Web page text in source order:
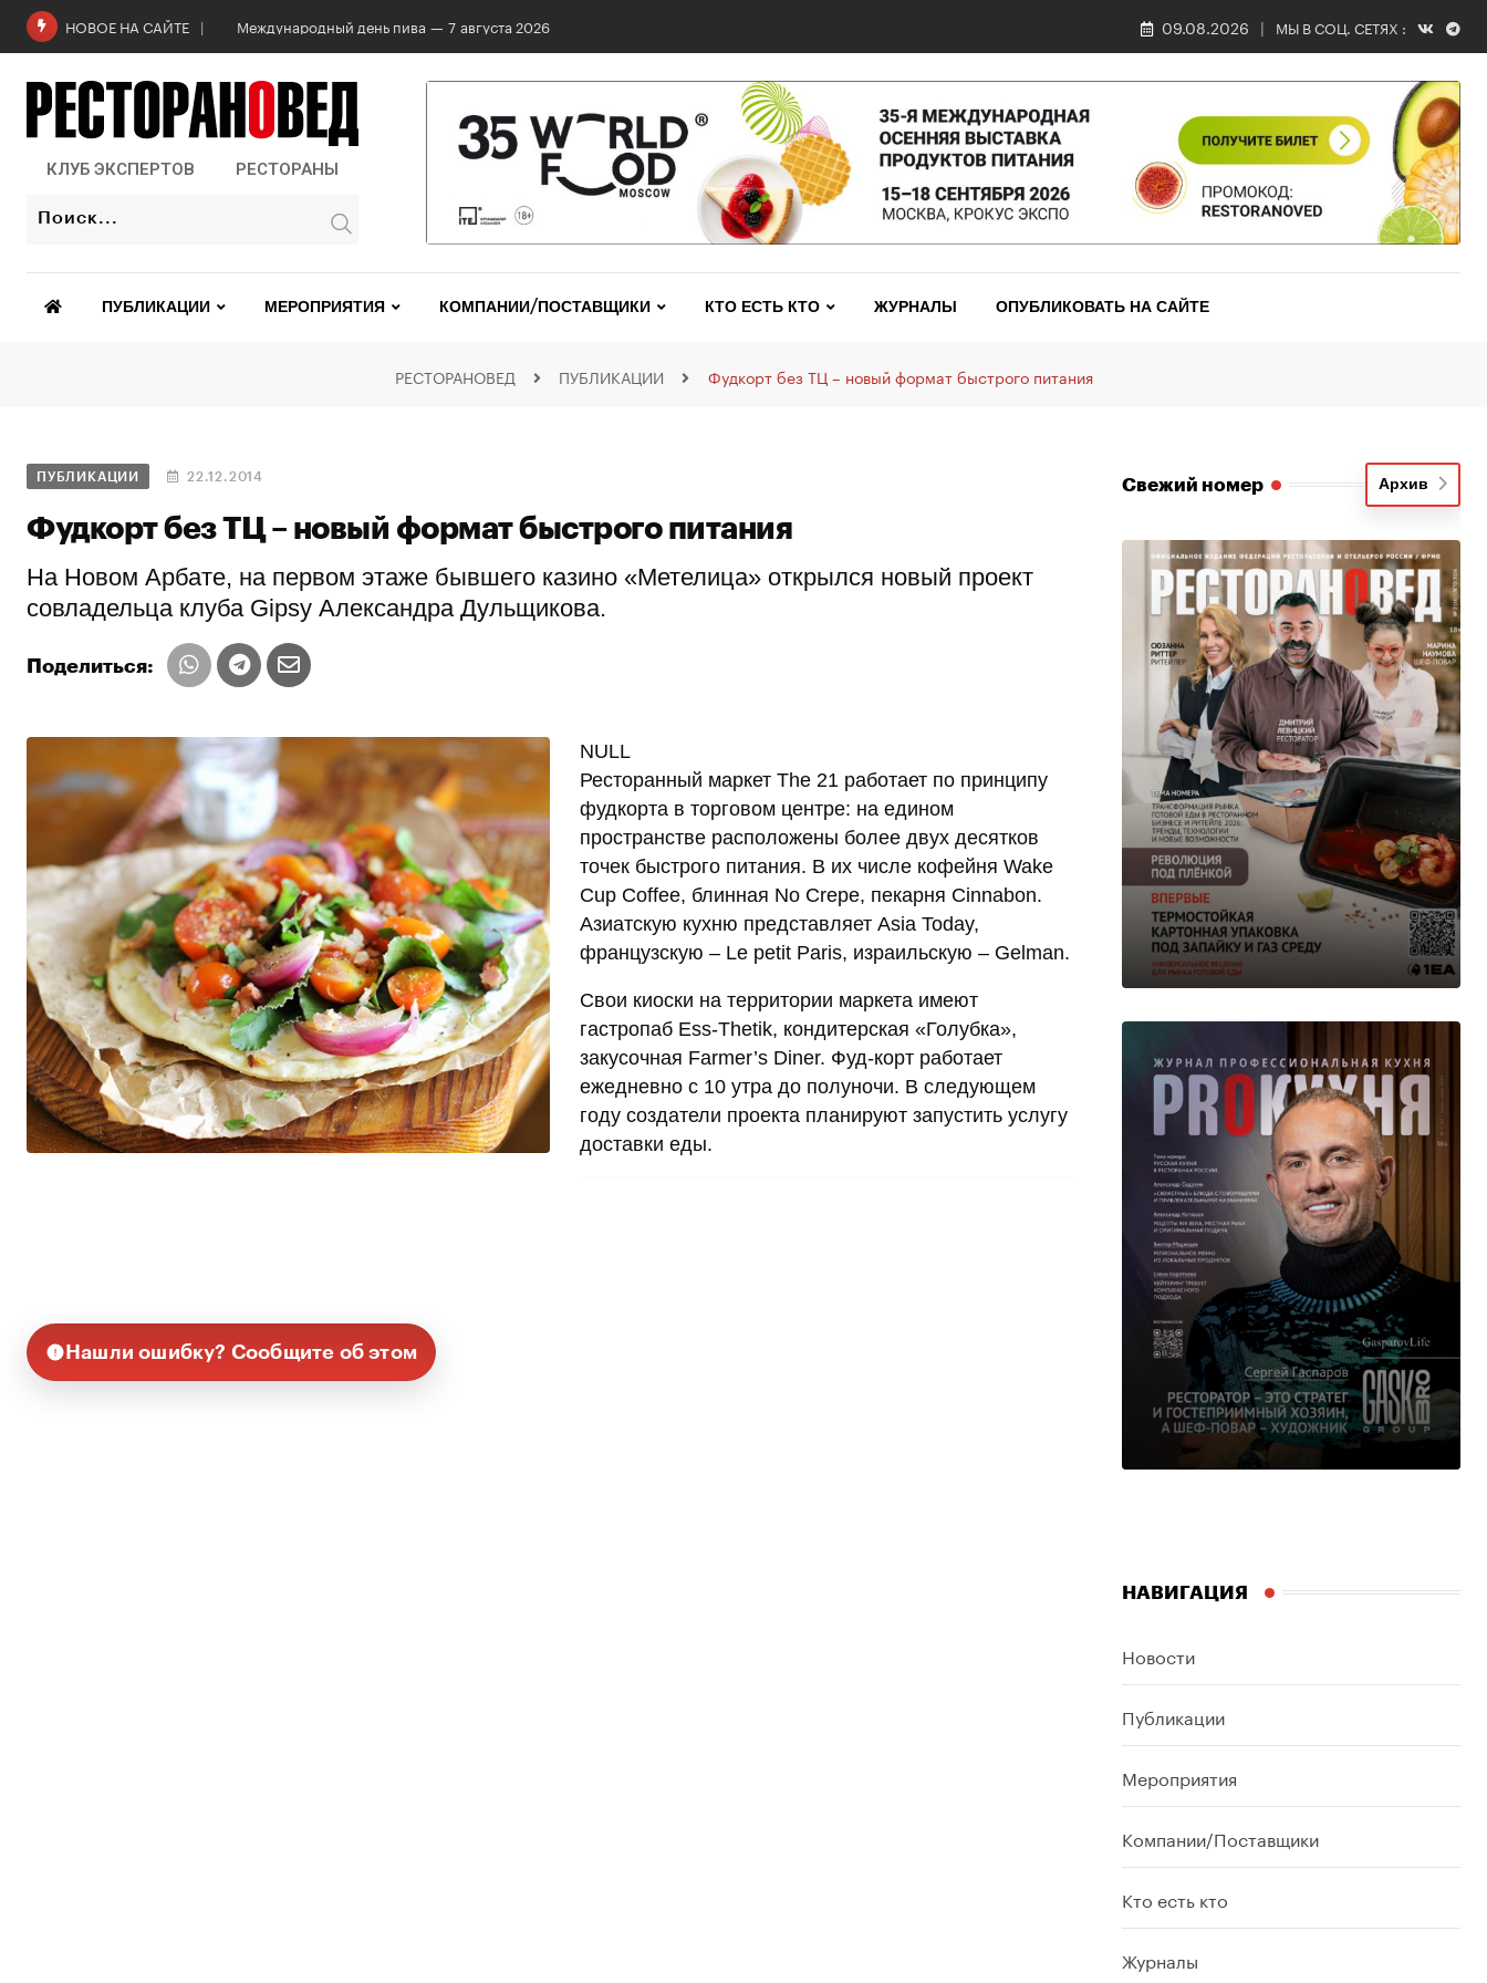
НОВОЕ НА САЙТЕ Международный день пива — 7 августа 2026 09.08.2026 МЫ В СОЦ. СЕТЯХ :
КЛУБ ЭКСПЕРТОВ РЕСТОРАНЫ
ПУБЛИКАЦИИ МЕРОПРИЯТИЯ КОМПАНИИ/ПОСТАВЩИКИ КТО ЕСТЬ КТО ЖУРНАЛЫ ОПУБЛИКОВАТЬ НА САЙТЕ
РЕСТОРАНОВЕД ПУБЛИКАЦИИ Фудкорт без ТЦ – новый формат быстрого питания
ПУБЛИКАЦИИ 22.12.2014
Фудкорт без ТЦ – новый формат быстрого питания
На Новом Арбате, на первом этаже бывшего казино «Метелица» открылся новый проект
совладельца клуба Gipsy Александра Дульщикова.
Поделиться:
NULL
Ресторанный маркет The 21 работает по принципу
фудкорта в торговом центре: на едином
пространстве расположены более двух десятков
точек быстрого питания. В их числе кофейня Wake
Cup Coffee, блинная No Crepe, пекарня Cinnabon.
Азиатскую кухню представляет Asia Today,
французскую – Le petit Paris, израильскую – Gelman.
Свои киоски на территории маркета имеют
гастропаб Ess-Thetik, кондитерская «Голубка»,
закусочная Farmer’s Diner. Фуд-корт работает
ежедневно с 10 утра до полуночи. В следующем
году создатели проекта планируют запустить услугу
доставки еды.
Нашли ошибку? Сообщите об этом
Свежий номер Архив
НАВИГАЦИЯ
Новости
Публикации
Мероприятия
Компании/Поставщики
Кто есть кто
Журналы